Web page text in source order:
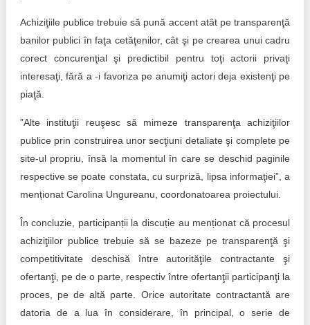
Achiziţiile publice trebuie să pună accent atât pe transparenţă
banilor publici în faţa cetăţenilor, cât şi pe crearea unui cadru
corect concurenţial şi predictibil pentru toţi actorii privaţi
interesaţi, fără a -i favoriza pe anumiţi actori deja existenţi pe
piaţă.
”Alte instituţii reuşesc să mimeze transparenţa achiziţiilor
publice prin construirea unor secţiuni detaliate şi complete pe
site-ul propriu, însă la momentul în care se deschid paginile
respective se poate constata, cu surpriză, lipsa informaţiei”, a
menționat Carolina Ungureanu, coordonatoarea proiectului.
În concluzie, participanții la discuție au menționat că procesul
achiziţiilor publice trebuie să se bazeze pe transparenţă şi
competitivitate deschisă între autorităţile contractante şi
ofertanţi, pe de o parte, respectiv între ofertanţii participanţi la
proces, pe de altă parte. Orice autoritate contractantă are
datoria de a lua în considerare, în principal, o serie de